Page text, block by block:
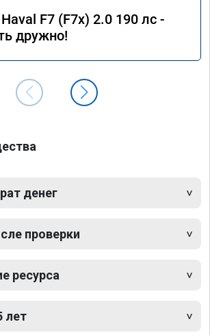
F7 (F7x) 2.0 190 лс -
дружно!
денег
проверки
ресурса
лет